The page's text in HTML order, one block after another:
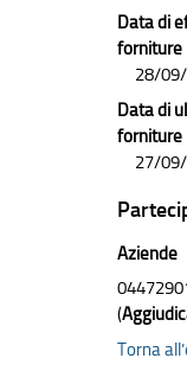
Data di
forniture
28/
Data di
forniture
27/
Aziende
(
Torna